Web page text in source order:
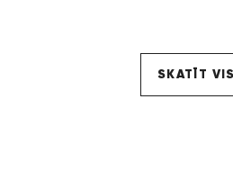
SKATĪT